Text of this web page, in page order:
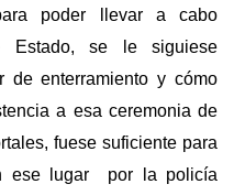
poder llevar a cabo
Estado, se le siguiese
de enterramiento y cómo
a esa ceremonia de
fuese suficiente para
ese lugar por la policía